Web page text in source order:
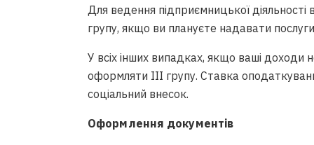
Для ведення підприємницької
групу, якщо ви плануєте надавати
У всіх інших випадках, якщо ваші
оформляти III групу. Ставка
соціальний внесок.
Оформлення документів